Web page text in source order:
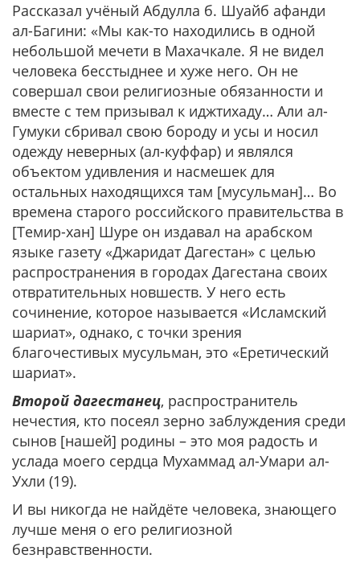
Рассказал учёный Абдулла б. Шуайб афанди
ал-Багини: «Мы как-то находились в одной
небольшой мечети в Махачкале. Я не видел
человека бесстыднее и хуже него. Он не
совершал свои религиозные обязанности и
вместе с тем призывал к иджтихаду… Али ал-
Гумуки сбривал свою бороду и усы и носил
одежду неверных (ал-куффар) и являлся
объектом удивления и насмешек для
остальных находящихся там [мусульман]… Во
времена старого российского правительства в
[Темир-хан] Шуре он издавал на арабском
языке газету «Джаридат Дагестан» с целью
распространения в городах Дагестана своих
отвратительных новшеств. У него есть
сочинение, которое называется «Исламский
шариат», однако, с точки зрения
благочестивых мусульман, это «Еретический
шариат».
Второй дагестанец, распространитель
нечестия, кто посеял зерно заблуждения среди
сынов [нашей] родины – это моя радость и
услада моего сердца Мухаммад ал-Умари ал-
Ухли (19).
И вы никогда не найдёте человека, знающего
лучше меня о его религиозной
безнравственности.